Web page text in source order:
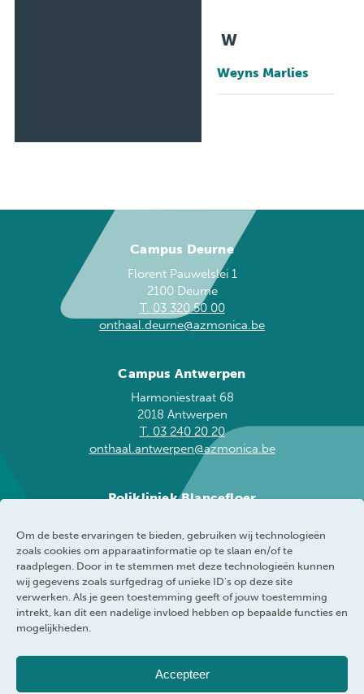
Om de beste ervaringen te bieden, gebruiken wij technologieën
zoals cookies om apparaatinformatie op te slaan en/of te
raadplegen. Door in te stemmen met deze technologieën kunnen
wij gegevens zoals surfgedrag of unieke ID's op deze site
verwerken. Als je geen toestemming geeft of jouw toestemming
intrekt, kan dit een nadelige invloed hebben op bepaalde functies en
mogelijkheden.
Accepteer
W
Weyns Marlies
Campus Deurne
Florent Pauwelslei 1
2100 Deurne
T. 03 320 50 00
onthaal.deurne@azmonica.be
Campus Antwerpen
Harmoniestraat 68
2018 Antwerpen
T. 03 240 20 20
onthaal.antwerpen@azmonica.be
Polikliniek Blancefloer
2050 Antwerpen
T. 03 240 20 60
blancefloer@azmonica.be
AZ Monica
Privacybeleid